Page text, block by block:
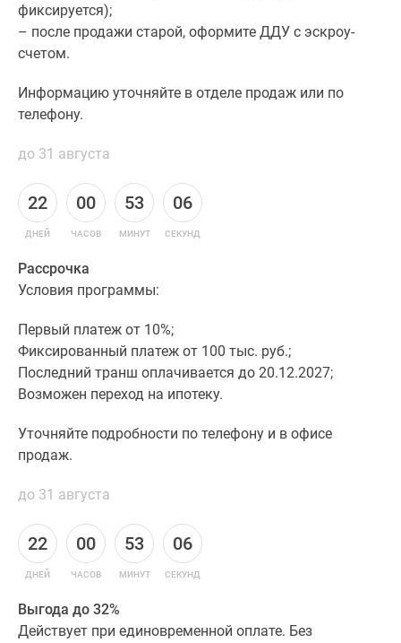
фиксируется);
– после продажи старой, оформите ДДУ с эскроу-
счетом.
Информацию уточняйте в отделе продаж или по
телефону.
до 31 августа
22
ДНЕЙ
00
ЧАСОВ
53
МИНУТ
05
СЕКУНД
Рассрочка
Условия программы:
Первый платеж от 10%;
Фиксированный платеж от 100 тыс. руб.;
Последний транш оплачивается до 20.12.2027;
Возможен переход на ипотеку.
Уточняйте подробности по телефону и в офисе
продаж.
до 31 августа
22
ДНЕЙ
00
ЧАСОВ
53
МИНУТ
05
СЕКУНД
Выгода до 32%
Действует при единовременной оплате. Без